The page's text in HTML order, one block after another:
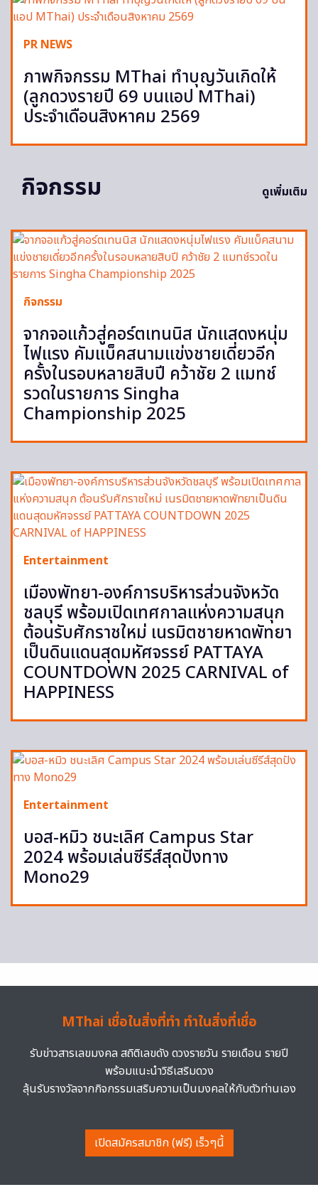
PR NEWS
ภาพกิจกรรม MThai ทำบุญวันเกิดให้
(ลูกดวงรายปี 69 บนแอป MThai)
ประจำเดือนสิงหาคม 2569
กิจกรรม ดูเพิ่มเติม
กิจกรรม
จากจอแก้วสู่คอร์ตเทนนิส นักแสดงหนุ่ม
ไฟแรง คัมแบ็คสนามแข่งชายเดี่ยวอีก
ครั้งในรอบหลายสิบปี คว้าชัย 2 แมทช์
รวดในรายการ Singha
Championship 2025
Entertainment
เมืองพัทยา-องค์การบริหารส่วนจังหวัด
ชลบุรี พร้อมเปิดเทศกาลแห่งความสนุก
ต้อนรับศักราชใหม่ เนรมิตชายหาดพัทยา
เป็นดินแดนสุดมหัศจรรย์ PATTAYA
COUNTDOWN 2025 CARNIVAL of
HAPPINESS
Entertainment
บอส-หมิว ชนะเลิศ Campus Star
2024 พร้อมเล่นซีรีส์สุดปังทาง
Mono29
MThai เชื่อในสิ่งที่ทำ ทำในสิ่งที่เชื่อ
รับข่าวสารเลขมงคล สถิติเลขดัง ดวงรายวัน รายเดือน รายปี
พร้อมแนะนำวิธีเสริมดวง
ลุ้นรับรางวัลจากกิจกรรมเสริมความเป็นมงคลให้กับตัวท่านเอง
เปิดสมัครสมาชิก (ฟรี) เร็วๆนี้